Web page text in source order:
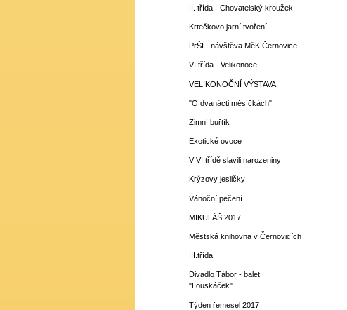
II. třída - Chovatelský kroužek
Krtečkovo jarní tvoření
PrŠI - návštěva MěK Černovice
VI.třída - Velikonoce
VELIKONOČNÍ VÝSTAVA
"O dvanácti měsíčkách"
Zimní buřtík
Exotické ovoce
V VI.třídě slavili narozeniny
Krýzovy jesličky
Vánoční pečení
MIKULÁŠ 2017
Městská knihovna v Černovicích
III.třída
Divadlo Tábor - balet
"Louskáček"
Týden řemesel 2017